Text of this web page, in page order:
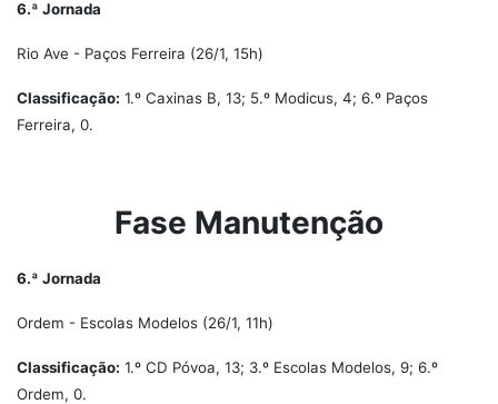
6.ª Jornada
Rio Ave - Paços Ferreira (26/1, 15h)
Classificação: 1.º Caxinas B, 13; 5.º Modicus, 4; 6.º Paços
Ferreira, 0.
Fase Manutenção
6.ª Jornada
Ordem - Escolas Modelos (26/1, 11h)
Classificação: 1.º CD Póvoa, 13; 3.º Escolas Modelos, 9; 6.º
Ordem, 0.